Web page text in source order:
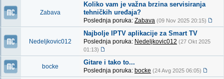
Zabava
Koliko vam je važna brzina servisiranja
tehničkih uređaja?
Poslednja poruka: Zabava (09 Nov 2025 20:15)
Nedeljkovic012
Najbolje IPTV aplikacije za Smart TV
Poslednja poruka: Nedeljkovic012 (27 Okt 2025
01:13)
bocke
Gitare i tako to...
Poslednja poruka: bocke (24 Avg 2025 06:05)